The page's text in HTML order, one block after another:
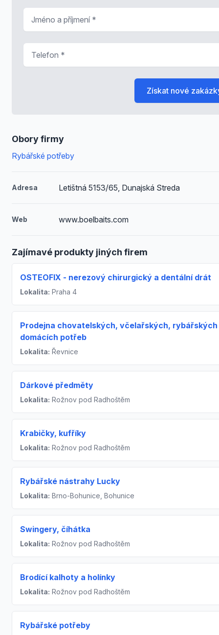
Obory firmy
Rybářské potřeby
Adresa Letištná 5153/65, Dunajská Streda
Web www.boelbaits.com
Zajímavé produkty jiných firem
OSTEOFIX - nerezový chirurgický a dentální drát
Lokalita: Praha 4
Prodejna chovatelských, včelařských, rybářských
domácích potřeb
Lokalita: Řevnice
Dárkové předměty
Lokalita: Rožnov pod Radhoštěm
Krabičky, kufříky
Lokalita: Rožnov pod Radhoštěm
Rybářské nástrahy Lucky
Lokalita: Brno-Bohunice, Bohunice
Swingery, číhátka
Lokalita: Rožnov pod Radhoštěm
Brodící kalhoty a holínky
Lokalita: Rožnov pod Radhoštěm
Rybářské potřeby
Získat nové